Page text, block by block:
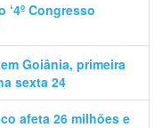
‘4º Congresso
Goiânia, primeira
sexta 24
afeta 26 milhões e